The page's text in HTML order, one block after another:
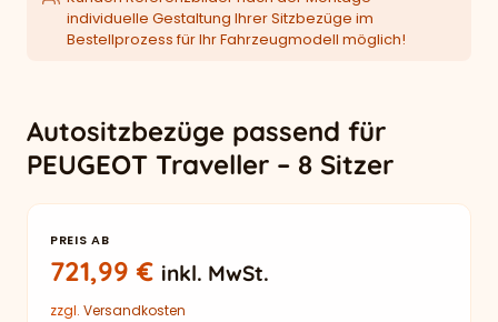
individuelle Gestaltung Ihrer Sitzbezüge im
Bestellprozess für Ihr Fahrzeugmodell möglich!
Autositzbezüge passend für
PEUGEOT Traveller – 8 Sitzer
PREIS AB
721,99€ inkl. MwSt.
zzgl. Versandkosten